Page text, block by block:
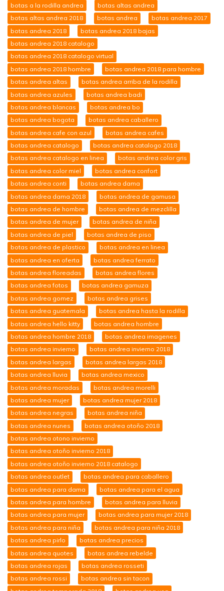
botas a la rodilla andrea
botas altas andrea
botas altas andrea 2018
botas andrea
botas andrea 2017
botas andrea 2018
botas andrea 2018 bajas
botas andrea 2018 catalogo
botas andrea 2018 catalogo virtual
botas andrea 2018 hombre
botas andrea 2018 para hombre
botas andrea altas
botas andrea arriba de la rodilla
botas andrea azules
botas andrea badi
botas andrea blancas
botas andrea bo
botas andrea bogota
botas andrea caballero
botas andrea cafe con azul
botas andrea cafes
botas andrea catalogo
botas andrea catalogo 2018
botas andrea catalogo en linea
botas andrea color gris
botas andrea color miel
botas andrea confort
botas andrea conti
botas andrea dama
botas andrea dama 2018
botas andrea de gamusa
botas andrea de hombre
botas andrea de mezclilla
botas andrea de mujer
botas andrea de niña
botas andrea de piel
botas andrea de piso
botas andrea de plastico
botas andrea en linea
botas andrea en oferta
botas andrea ferrato
botas andrea floreadas
botas andrea flores
botas andrea fotos
botas andrea gamuza
botas andrea gomez
botas andrea grises
botas andrea guatemala
botas andrea hasta la rodilla
botas andrea hello kitty
botas andrea hombre
botas andrea hombre 2018
botas andrea imagenes
botas andrea invierno
botas andrea invierno 2018
botas andrea largas
botas andrea largas 2018
botas andrea lluvia
botas andrea mexico
botas andrea moradas
botas andrea morelli
botas andrea mujer
botas andrea mujer 2018
botas andrea negras
botas andrea niña
botas andrea nunes
botas andrea otoño 2018
botas andrea otono invierno
botas andrea otoño invierno 2018
botas andrea otoño invierno 2018 catalogo
botas andrea outlet
botas andrea para caballero
botas andrea para dama
botas andrea para el agua
botas andrea para hombre
botas andrea para lluvia
botas andrea para mujer
botas andrea para mujer 2018
botas andrea para niña
botas andrea para niña 2018
botas andrea pirlo
botas andrea precios
botas andrea quotes
botas andrea rebelde
botas andrea rojas
botas andrea rosseti
botas andrea rossi
botas andrea sin tacon